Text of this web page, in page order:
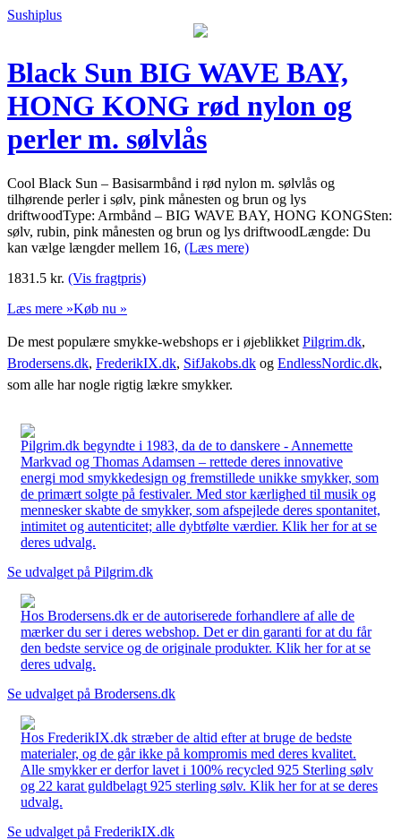
Sushiplus
Black Sun BIG WAVE BAY,
HONG KONG rød nylon og
perler m. sølvlås
Cool Black Sun – Basisarmbånd i rød nylon m. sølvlås og
tilhørende perler i sølv, pink månesten og brun og lys
driftwoodType: Armbånd – BIG WAVE BAY, HONG KONGSten:
sølv, rubin, pink månesten og brun og lys driftwoodLængde: Du
kan vælge længder mellem 16, (Læs mere)
1831.5 kr. (Vis fragtpris)
Læs mere »Køb nu »
De mest populære smykke-webshops er i øjeblikket Pilgrim.dk,
Brodersens.dk, FrederikIX.dk, SifJakobs.dk og EndlessNordic.dk,
som alle har nogle rigtig lækre smykker.
Pilgrim.dk begyndte i 1983, da de to danskere - Annemette
Markvad og Thomas Adamsen – rettede deres innovative
energi mod smykkedesign og fremstillede unikke smykker, som
de primært solgte på festivaler. Med stor kærlighed til musik og
mennesker skabte de smykker, som afspejlede deres spontanitet,
intimitet og autenticitet; alle dybtfølte værdier. Klik her for at se
deres udvalg.
Se udvalget på Pilgrim.dk
Hos Brodersens.dk er de autoriserede forhandlere af alle de
mærker du ser i deres webshop. Det er din garanti for at du får
den bedste service og de originale produkter. Klik her for at se
deres udvalg.
Se udvalget på Brodersens.dk
Hos FrederikIX.dk stræber de altid efter at bruge de bedste
materialer, og de går ikke på kompromis med deres kvalitet.
Alle smykker er derfor lavet i 100% recycled 925 Sterling sølv
og 22 karat guldbelagt 925 sterling sølv. Klik her for at se deres
udvalg.
Se udvalget på FrederikIX.dk